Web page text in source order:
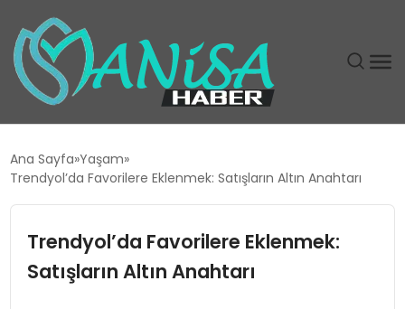
EKONOMI
GÜNDEM
Ana Sayfa Yaşam
Trendyol’da Favorilere Eklenmek: Satışların Altın Anahtarı
Trendyol’da Favorilere Eklenmek:
Satışların Altın Anahtarı